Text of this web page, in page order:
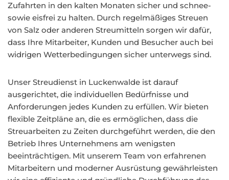
Zufahrten in den kalten Monaten sicher und schnee-
sowie eisfrei zu halten. Durch regelmäßiges Streuen
von Salz oder anderen Streumitteln sorgen wir dafür,
dass Ihre Mitarbeiter, Kunden und Besucher auch bei
widrigen Wetterbedingungen sicher unterwegs sind.
Unser Streudienst in Luckenwalde ist darauf
ausgerichtet, die individuellen Bedürfnisse und
Anforderungen jedes Kunden zu erfüllen. Wir bieten
flexible Zeitpläne an, die es ermöglichen, dass die
Streuarbeiten zu Zeiten durchgeführt werden, die den
Betrieb Ihres Unternehmens am wenigsten
beeinträchtigen. Mit unserem Team von erfahrenen
Mitarbeitern und moderner Ausrüstung gewährleisten